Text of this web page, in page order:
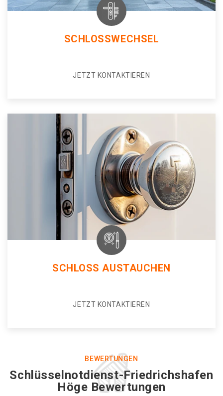
SCHLOSSWECHSEL
JETZT KONTAKTIEREN
SCHLOSS AUSTAUCHEN
JETZT KONTAKTIEREN
BEWERTUNGEN
Schlüsselnotdienst-Friedrichshafen
Höge Bewertungen